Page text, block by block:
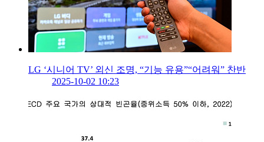
LG ‘시니어 TV’ 외신 조명, “기능 유용”“어려워” 찬반
2025-10-02 10:23